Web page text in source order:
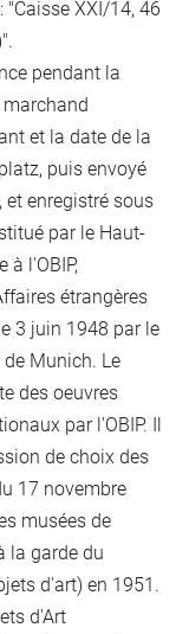
XXI/14, 46
pendant la
marchand
et la date de la
puis envoyé
enregistré sous
par le Haut-
à l'OBIP,
étrangères
3 juin 1948 par le
Munich. Le
des oeuvres
par l'OBIP. Il
de choix des
17 novembre
musées de
la garde du
d'art) en 1951.
d'Art